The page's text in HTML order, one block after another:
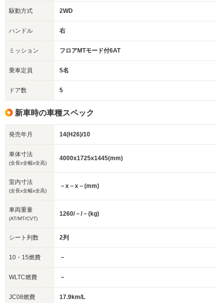
駆動方式 2WD
ハンドル 右
ミッション フロアMTモード付6AT
乗車定員 5名
ドア数 5
新車時の車種スペック
発売年月 14(H26)/10
車体寸法
(全長x全幅x全高)
4000x1725x1445(mm)
室内寸法
(全長x全幅x全高)
－x－x－(mm)
車両重量
(AT/MT/CVT)
1260/－/－(kg)
シート列数 2列
10・15燃費 －
WLTC燃費 －
JC08燃費 17.9km/L